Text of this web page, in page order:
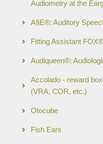
Audiometry at the
A§E®: Auditory
Fitting Assistant FOX®
Audiqueen®:
Accolado - reward
(VRA, COR, etc.)
Otocube
Fish Ears